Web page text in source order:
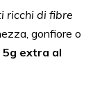
ricchi di fibre
gonfiore o
5g extra al